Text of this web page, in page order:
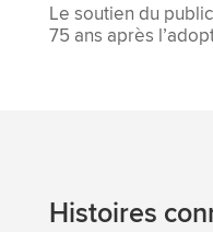
Le soutien du
75 ans après
Histoires